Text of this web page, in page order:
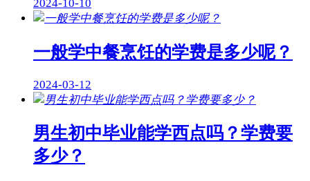
2024-10-10
一般学中餐烹饪的学费是多少呢？
2024-03-12
男生初中毕业能学西点吗？学费要
多少？